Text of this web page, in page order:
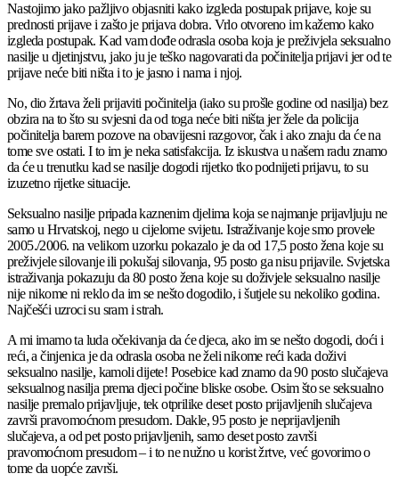
Nastojimo jako pažljivo objasniti kako izgleda postupak prijave, koje su
prednosti prijave i zašto je prijava dobra. Vrlo otvoreno im kažemo kako
izgleda postupak. Kad vam dođe odrasla osoba koja je preživjela seksualno
nasilje u djetinjstvu, jako ju je teško nagovarati da počinitelja prijavi jer od te
prijave neće biti ništa i to je jasno i nama i njoj.
No, dio žrtava želi prijaviti počinitelja (iako su prošle godine od nasilja) bez
obzira na to što su svjesni da od toga neće biti ništa jer žele da policija
počinitelja barem pozove na obavijesni razgovor, čak i ako znaju da će na
tome sve ostati. I to im je neka satisfakcija. Iz iskustva u našem radu znamo
da će u trenutku kad se nasilje dogodi rijetko tko podnijeti prijavu, to su
izuzetno rijetke situacije.
Seksualno nasilje pripada kaznenim djelima koja se najmanje prijavljuju ne
samo u Hrvatskoj, nego u cijelome svijetu. Istraživanje koje smo provele
2005./2006. na velikom uzorku pokazalo je da od 17,5 posto žena koje su
preživjele silovanje ili pokušaj silovanja, 95 posto ga nisu prijavile. Svjetska
istraživanja pokazuju da 80 posto žena koje su doživjele seksualno nasilje
nije nikome ni reklo da im se nešto dogodilo, i šutjele su nekoliko godina.
Najčešći uzroci su sram i strah.
A mi imamo ta luda očekivanja da će djeca, ako im se nešto dogodi, doći i
reći, a činjenica je da odrasla osoba ne želi nikome reći kada doživi
seksualno nasilje, kamoli dijete! Posebice kad znamo da 90 posto slučajeva
seksualnog nasilja prema djeci počine bliske osobe. Osim što se seksualno
nasilje premalo prijavljuje, tek otprilike deset posto prijavljenih slučajeva
završi pravomoćnom presudom. Dakle, 95 posto je neprijavljenih
slučajeva, a od pet posto prijavljenih, samo deset posto završi
pravomoćnom presudom – i to ne nužno u korist žrtve, već govorimo o
tome da uopće završi.